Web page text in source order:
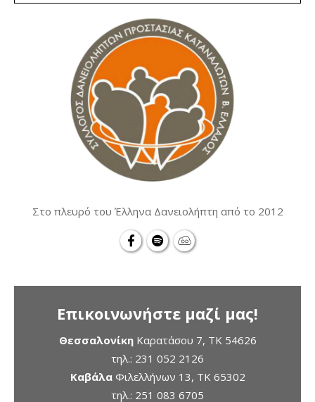
Στο πλευρό του Έλληνα Δανειολήπτη από το 2012
Επικοινωνήστε μαζί μας!
ΘεσσαλονίκηΚαρατάσου 7, TK 54626
τηλ.: 231 052 2126
ΚαβάλαΦιλελλήνων 13, ΤΚ 65302
τηλ.: 251 083 6705